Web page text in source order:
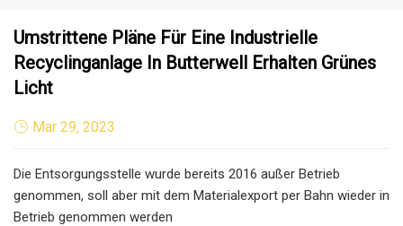
Umstrittene Pläne Für Eine Industrielle
Recyclinganlage In Butterwell Erhalten Grünes
Licht
Mar 29, 2023
Die Entsorgungsstelle wurde bereits 2016 außer Betrieb
genommen, soll aber mit dem Materialexport per Bahn wieder in
Betrieb genommen werden